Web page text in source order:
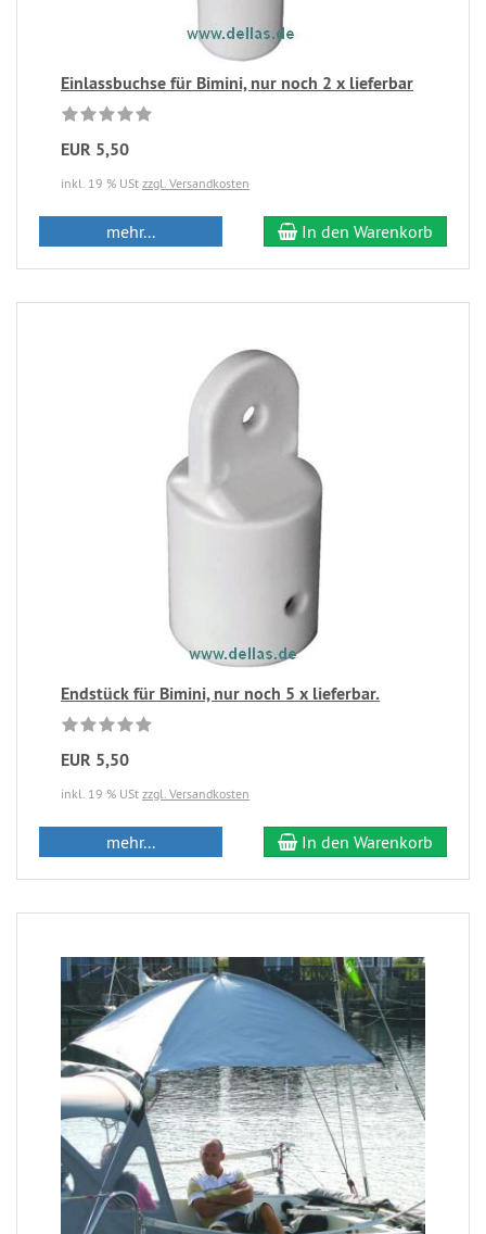
Einlassbuchse für Bimini, nur noch 2 x lieferbar
EUR 5,50
inkl. 19 % USt zzgl. Versandkosten
mehr... In den Warenkorb
Endstück für Bimini, nur noch 5 x lieferbar.
EUR 5,50
inkl. 19 % USt zzgl. Versandkosten
mehr... In den Warenkorb